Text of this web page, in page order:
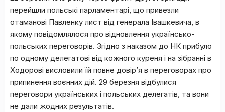
перейшли польські парламентарі, що привезли
отаманові Павленку лист від генерала Івашкевича, в
якому повідомлялося про відновлення українсько-
польських переговорів. Згідно з наказом до НК прибуло
по одному делегатові від кожного куреня і на зібранні в
Ходорові висловили їй повне довір’я в переговорах про
припинення воєнних дій. 29 березня відбулися
переговори українських і польських делегатів, та вони
не дали жодних результатів.